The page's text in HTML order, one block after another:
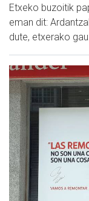
Etxeko buzoitik
eman dit:
dute, etxerako